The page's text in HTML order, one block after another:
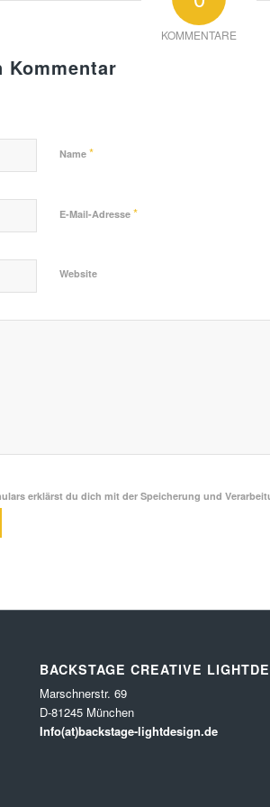
KOMMENTARE
Kommentar
Name *
E-Mail-Adresse *
Website
erklärst du dich mit der Speicherung und
BACKSTAGE CREATIVE
Marschnerstr. 69
D-81245 München
Info(at)backstage-lightdesign.de